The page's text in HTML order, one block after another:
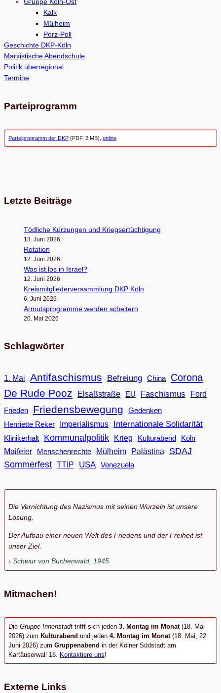
Gruppe Köln-Ost
Kalk
Mülheim
Porz-Poll
Geschichte DKP-Köln
Marxistische Abendschule
Politik überregional
Termine
Parteiprogramm
Parteiprogramm der DKP (PDF, 2 MB), online
Letzte Beiträge
Töd­li­che Kür­zun­gen und Kriegsertüchtigung
13. Juni 2026
Rota­tion
12. Juni 2026
Was ist los in Israel?
12. Juni 2026
Kreis­mit­glie­der­ver­samm­lung DKP Köln
6. Juni 2026
Armuts­pro­gramme wer­den scheitern
20. Mai 2026
Schlagwörter
1. Mai Antifaschismus Befreiung China Corona
De Rude Pooz Elsaßstraße EU Faschismus
Ford
Frieden
Friedensbewegung
Gedenken
Henriette Reker
Imperialismus Internationale Solidarität
Klinikerhalt Kommunalpolitik Krieg Kulturabend
Köln
Maifeier
Menschenrechte Mülheim Palästina
SDAJ
Sommerfest TTIP USA Venezuela
Die Vernichtung des Nazismus mit seinen Wurzeln ist unsere
Losung.
Der Aufbau einer neuen Welt des Friedens und der Freiheit ist
unser Ziel.
Schwur von Buchenwald, 1945
Mitmachen!
Die Gruppe Innenstadt trifft sich jeden 3. Montag im Monat (18. Mai
2026) zum Kulturabend und jeden 4. Montag im Monat(18. Mai, 22.
Juni 2026) zum Gruppenabend in der Kölner Südstadt am
Kartäuserwall 18. Kontaktiere uns!
Externe Links